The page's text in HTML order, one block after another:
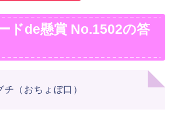
ドde懸賞 No.1502の答
チ（おちょぼ口）